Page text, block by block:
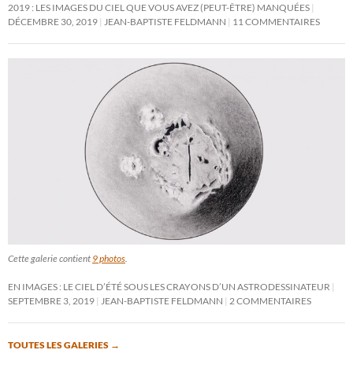
2019 : LES IMAGES DU CIEL QUE VOUS AVEZ (PEUT-ÊTRE) MANQUÉES
DÉCEMBRE 30, 2019
JEAN-BAPTISTE FELDMANN 11 COMMENTAIRES
Cette galerie contient 9 photos
EN IMAGES : LE CIEL D’ÉTÉ SOUS LES CRAYONS D’UN ASTRODESSINATEUR
SEPTEMBRE 3, 2019
JEAN-BAPTISTE FELDMANN 2 COMMENTAIRES
TOUTES LES GALERIES →